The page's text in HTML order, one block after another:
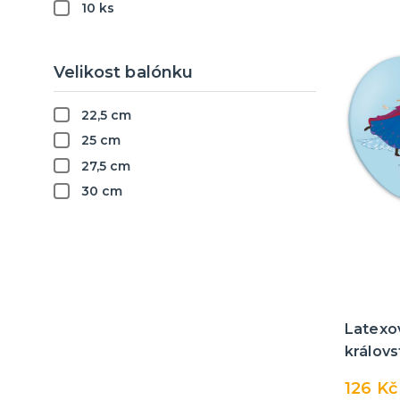
10 ks
Velikost balónku
22,5 cm
25 cm
27,5 cm
30 cm
126 Kč